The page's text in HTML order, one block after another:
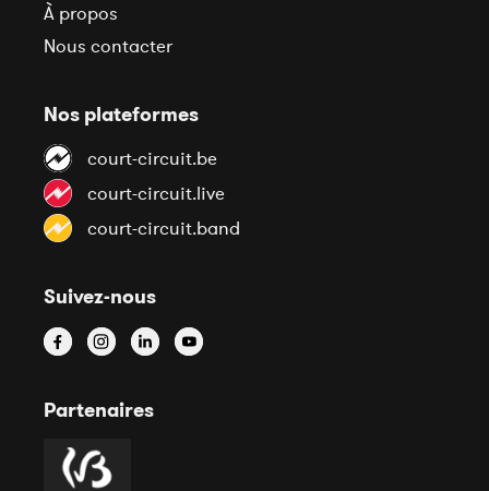
À propos
Nous contacter
Nos plateformes
court-circuit.be
court-circuit.live
court-circuit.band
Suivez-nous
Partenaires